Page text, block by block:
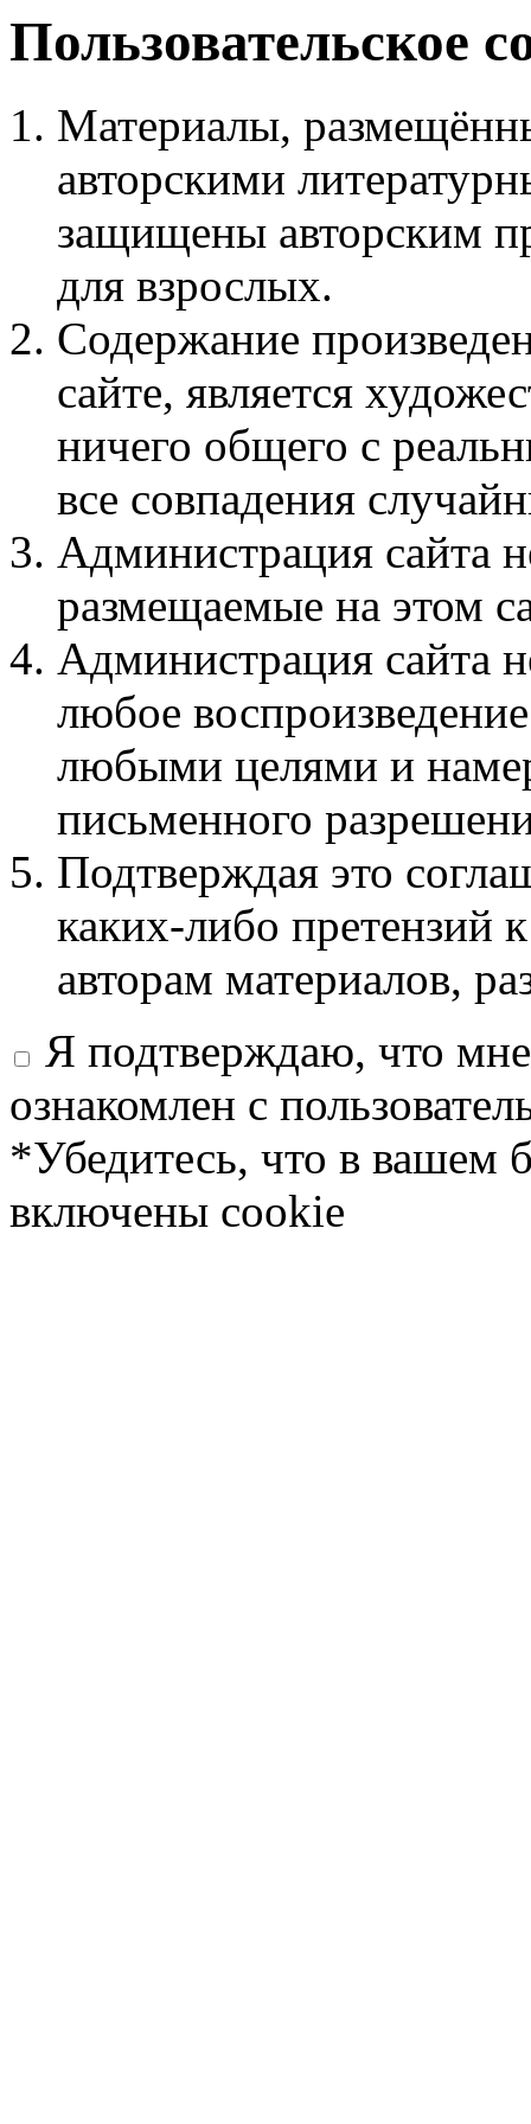
Пользовательское
Материалы,
авторскими
защищены авторским
для взрослых.
Содержание
сайте, является
ничего общего с
все совпадения
Администрация сайта
размещаемые на этом
Администрация сайта
любое
любыми целями и
письменного
Подтверждая это
каких-либо претензий
авторам материалов,
Я подтверждаю, что
ознакомлен с
*Убедитесь, что в вашем
включены cookie